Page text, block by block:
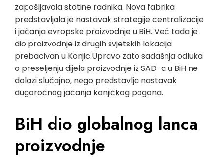
zapošljavala stotine radnika. Nova fabrika
predstavljala je nastavak strategije centralizacije
i jačanja evropske proizvodnje u BiH. Već tada je
dio proizvodnje iz drugih svjetskih lokacija
prebacivan u Konjic.Upravo zato sadašnja odluka
o preseljenju dijela proizvodnje iz SAD-a u BiH ne
dolazi slučajno, nego predstavlja nastavak
dugoročnog jačanja konjičkog pogona.
BiH dio globalnog lanca
proizvodnje